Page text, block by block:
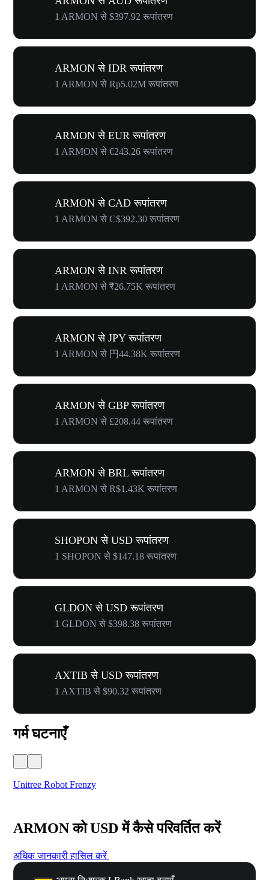
1 ARMON से $397.92 रूपांतरण
ARMON से IDR रूपांतरण
1 ARMON से Rp5.02M रूपांतरण
ARMON से EUR रूपांतरण
1 ARMON से €243.26 रूपांतरण
ARMON से CAD रूपांतरण
1 ARMON से C$392.30 रूपांतरण
ARMON से INR रूपांतरण
1 ARMON से ₹26.75K रूपांतरण
ARMON से JPY रूपांतरण
1 ARMON से 円44.38K रूपांतरण
ARMON से GBP रूपांतरण
1 ARMON से £208.44 रूपांतरण
ARMON से BRL रूपांतरण
1 ARMON से R$1.43K रूपांतरण
SHOPON से USD रूपांतरण
1 SHOPON से $147.18 रूपांतरण
GLDON से USD रूपांतरण
1 GLDON से $398.38 रूपांतरण
AXTIB से USD रूपांतरण
1 AXTIB से $90.32 रूपांतरण
गर्म घटनाएँ
Unitree Robot Frenzy
ARMON को USD में कैसे परिवर्तित करें
अधिक जानकारी हासिल करें